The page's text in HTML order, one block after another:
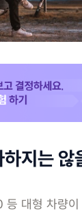
지는 않
등 대형 차량